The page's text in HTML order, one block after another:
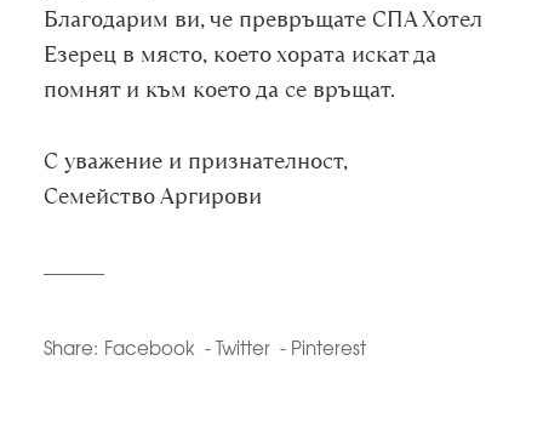
Благодарим ви, че превръщате СПА Хотел
Езерец в място, което хората искат да
помнят и към което да се връщат.
С уважение и признателност,
Семейство Аргирови
Share: Facebook Twitter Pinterest